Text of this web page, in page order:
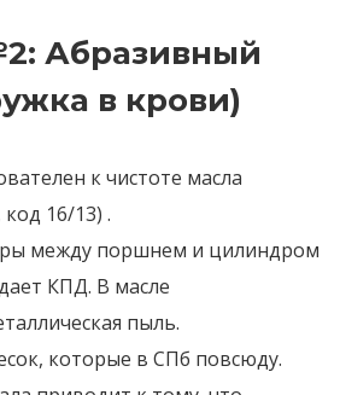
Абразивный
в крови)
к чистоте масла
код 16/13) .
между поршнем и цилиндром
КПД. В масле
пыль.
которые в СПб повсюду.